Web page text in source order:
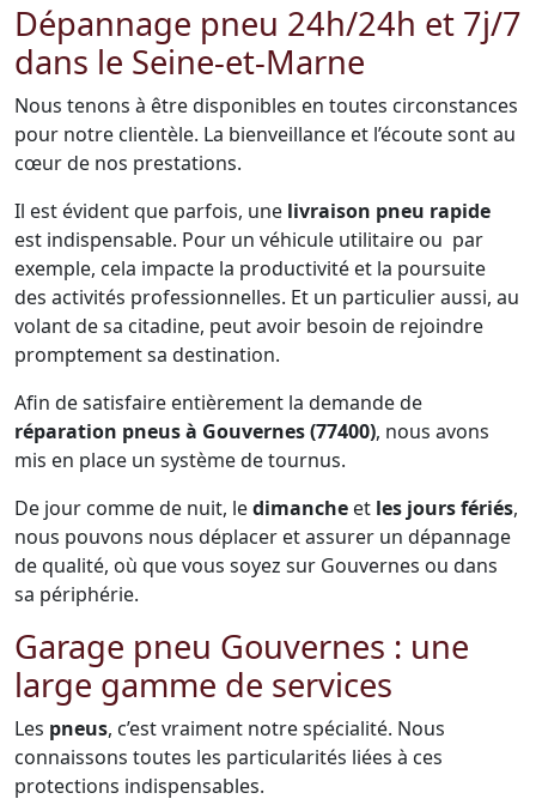
Dépannage pneu 24h/24h et 7j/7
dans le Seine-et-Marne
Nous tenons à être disponibles en toutes circonstances
pour notre clientèle. La bienveillance et l’écoute sont au
cœur de nos prestations.
Il est évident que parfois, une livraison pneu rapide
est indispensable. Pour un véhicule utilitaire ou par
exemple, cela impacte la productivité et la poursuite
des activités professionnelles. Et un particulier aussi, au
volant de sa citadine, peut avoir besoin de rejoindre
promptement sa destination.
Afin de satisfaire entièrement la demande de
réparation pneus à Gouvernes (77400), nous avons
mis en place un système de tournus.
De jour comme de nuit, ledimanche et les jours fériés,
nous pouvons nous déplacer et assurer un dépannage
de qualité, où que vous soyez sur Gouvernes ou dans
sa périphérie.
Garage pneu Gouvernes : une
large gamme de services
Les pneus, c’est vraiment notre spécialité. Nous
connaissons toutes les particularités liées à ces
protections indispensables.